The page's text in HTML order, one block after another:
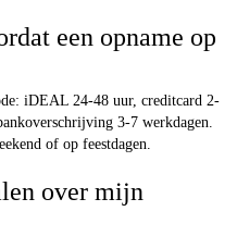
een opname op
iDEAL 24-48 uur, creditcard 2-
3-7 werkdagen.
of op feestdagen.
over mijn